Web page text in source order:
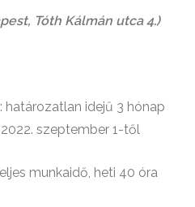
Tóth Kálmán utca 4.)
: határozatlan idejű 3 hónap
szeptember 1-től
munkaidő, heti 40 óra